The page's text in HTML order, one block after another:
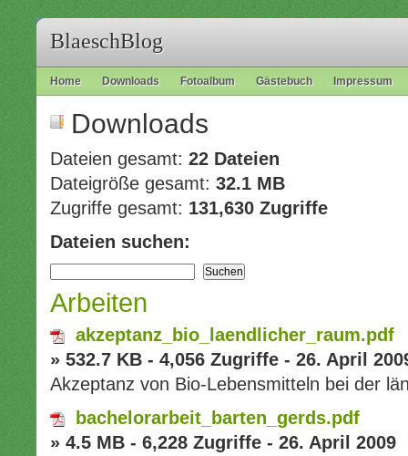
BlaeschBlog
Home Downloads Fotoalbum Gästebuch Impressum
Downloads
Dateien gesamt: 22 Dateien
Dateigröße gesamt: 32.1 MB
Zugriffe gesamt: 131,630 Zugriffe
Dateien suchen:
Arbeiten
akzeptanz_bio_laendlicher_raum.pdf
» 532.7 KB - 4,056 Zugriffe - 26. April
Akzeptanz von Bio-Lebensmitteln bei der
bachelorarbeit_barten_gerds.pdf
» 4.5 MB - 6,228 Zugriffe - 26. April 2009